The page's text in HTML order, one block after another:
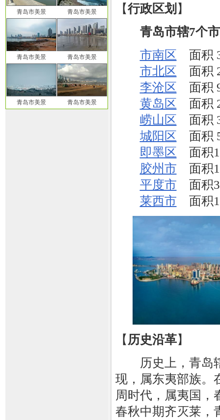
青岛市美景 青岛市美景
青岛市美景 青岛市美景
青岛市美景 青岛市美景
【行政区划 】
青岛市辖7个
市南区 面积
市北区 面积
李沧区 面积
黄岛区 面积
崂山区 面积
城阳区 面积
即墨区 面积
胶州市 面积
平度市 面积
莱西市 面积
【 历史沿革】
历史上，青岛辖
现，属东夷部族。
周时代，属夷国，
春秋中期齐灭莱，